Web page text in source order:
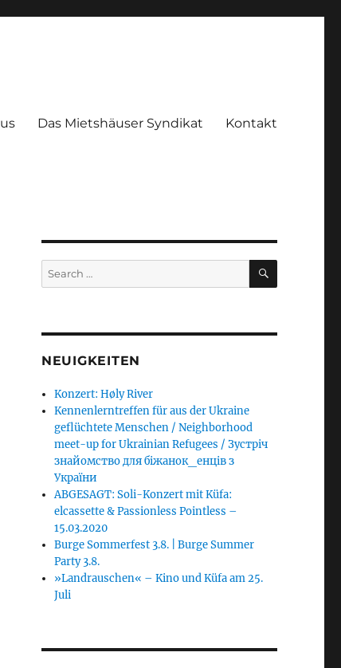
Das Mietshäuser Syndikat Kontakt
Search
for:
SEARCH
NEUIGKEITEN
Konzert: Høly River
Kennenlerntreffen für aus der Ukraine
geflüchtete Menschen / Neighborhood
meet-up for Ukrainian Refugees / Зустріч
знайомство для біжанок_енців з
України
ABGESAGT: Soli-Konzert mit Küfa:
elcassette & Passionless Pointless –
15.03.2020
Burge Sommerfest 3.8. | Burge Summer
Party 3.8.
»Landrauschen« – Kino und Küfa am 25.
Juli